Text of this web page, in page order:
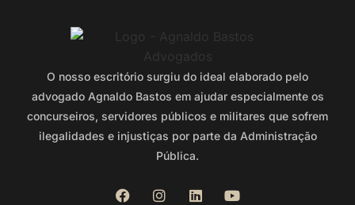
O nosso escritório surgiu do ideal elaborado pelo
advogado Agnaldo Bastos em ajudar especialmente os
concurseiros, servidores públicos e militares que sofrem
ilegalidades e injustiças por parte da Administração
Pública.